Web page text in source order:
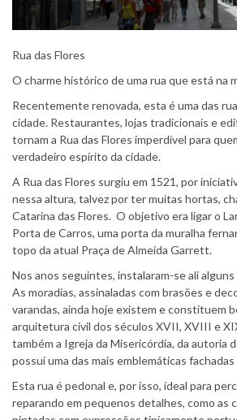
Rua das Flores
O charme histórico de uma rua que está na
Recentemente renovada, esta é uma das
cidade. Restaurantes, lojas tradicionais e
tornam a Rua das Flores imperdível para
verdadeiro espírito da cidade.
A Rua das Flores surgiu em 1521, por
nessa altura, talvez por ter muitas hortas,
Catarina das Flores. O objetivo era ligar o
Porta de Carros, uma porta da muralha
topo da atual Praça de Almeida Garrett.
Nos anos seguintes, instalaram-se ali
As moradias, assinaladas com brasões e
varandas, ainda hoje existem e constituem
arquitetura civil dos séculos XVII, XVIII e
também a Igreja da Misericórdia, da autoria
possui uma das mais emblemáticas
Esta rua é pedonal e, por isso, ideal para
reparando em pequenos detalhes, como as